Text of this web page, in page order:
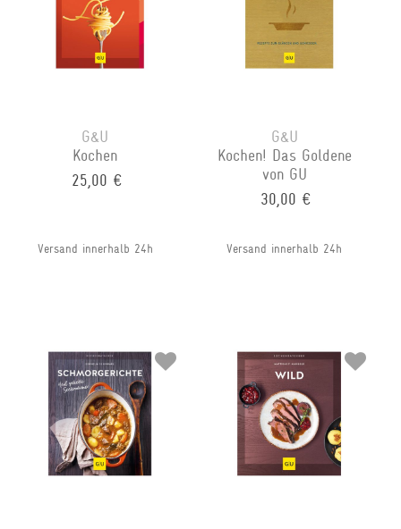
G&U
Kochen
25,00 €
Versand innerhalb 24h
G&U
Kochen! Das Goldene
von GU
30,00 €
Versand innerhalb 24h